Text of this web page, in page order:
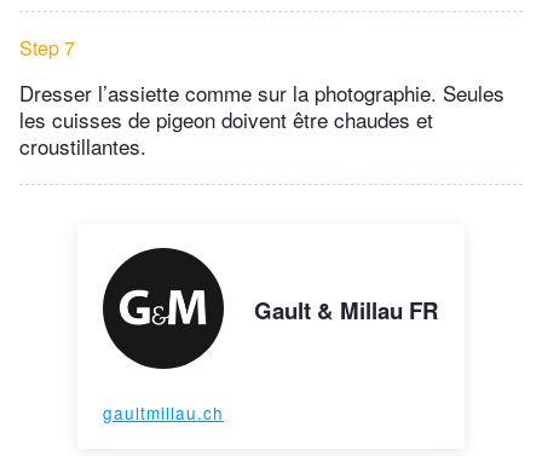
Step 7
Dresser l’assiette comme sur la photographie. Seules
les cuisses de pigeon doivent être chaudes et
croustillantes.
Gault & Millau FR
gaultmillau.ch